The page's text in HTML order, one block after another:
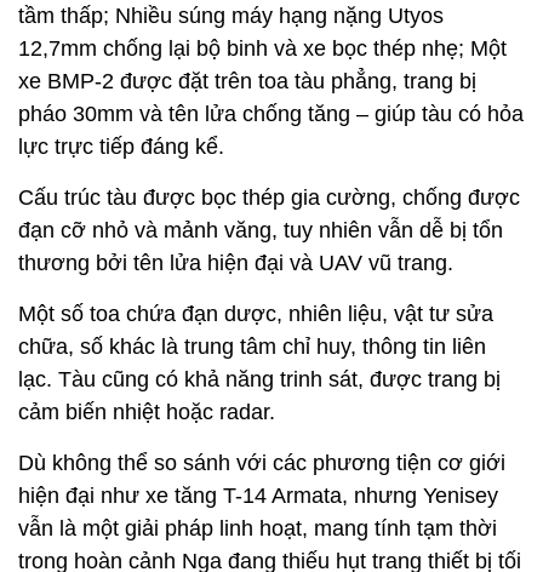
tầm thấp; Nhiều súng máy hạng nặng Utyos
12,7mm chống lại bộ binh và xe bọc thép nhẹ; Một
xe BMP-2 được đặt trên toa tàu phẳng, trang bị
pháo 30mm và tên lửa chống tăng – giúp tàu có hỏa
lực trực tiếp đáng kể.
Cấu trúc tàu được bọc thép gia cường, chống được
đạn cỡ nhỏ và mảnh văng, tuy nhiên vẫn dễ bị tổn
thương bởi tên lửa hiện đại và UAV vũ trang.
Một số toa chứa đạn dược, nhiên liệu, vật tư sửa
chữa, số khác là trung tâm chỉ huy, thông tin liên
lạc. Tàu cũng có khả năng trinh sát, được trang bị
cảm biến nhiệt hoặc radar.
Dù không thể so sánh với các phương tiện cơ giới
hiện đại như xe tăng T-14 Armata, nhưng Yenisey
vẫn là một giải pháp linh hoạt, mang tính tạm thời
trong hoàn cảnh Nga đang thiếu hụt trang thiết bị tối